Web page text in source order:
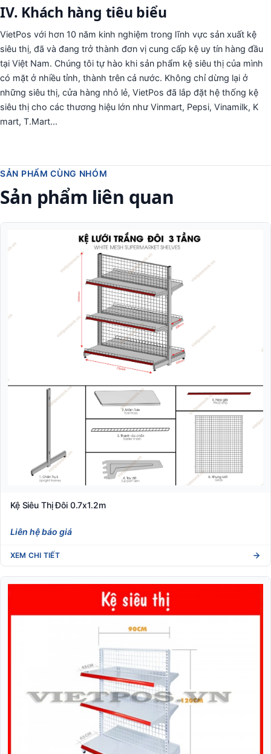
IV. Khách hàng tiêu biểu
VietPos với hơn 10 năm kinh nghiệm trong lĩnh vực sản xuất kệ
siêu thị, đã và đang trở thành đơn vị cung cấp kệ uy tín hàng đầu
tại Việt Nam. Chúng tôi tự hào khi sản phẩm kệ siêu thị của mình
có mặt ở nhiều tỉnh, thành trên cả nước. Không chỉ dừng lại ở
những siêu thị, cửa hàng nhỏ lẻ, VietPos đã lắp đặt hệ thống kệ
siêu thị cho các thương hiệu lớn như Vinmart, Pepsi, Vinamilk, K
mart, T.Mart...
SẢN PHẨM CÙNG NHÓM
Sản phẩm liên quan
Kệ Siêu Thị Đôi 0.7x1.2m
Liên hệ báo giá
XEM CHI TIẾT